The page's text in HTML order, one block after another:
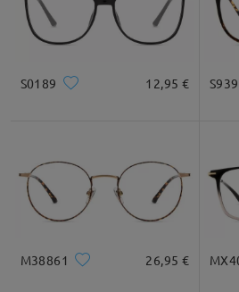
Recomendación
* Solo Para
Descripción del
S0189 12,95 € S939
M38861 26,95 €